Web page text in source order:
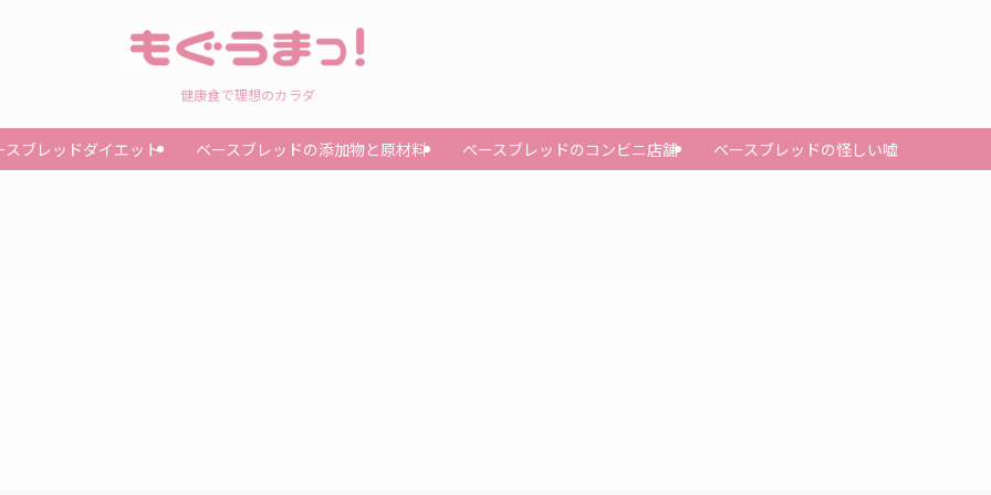
健康食で理想のカラダ
スブレッドダイエット ベースブレッドの添加物と原材料 ベースブレッドのコンビニ店舗 ベースブレッドの怪しい嘘